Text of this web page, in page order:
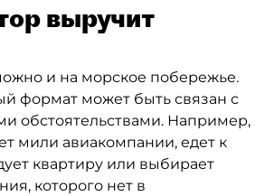
выручит
и на морское побережье.
формат может быть связан с
обстоятельствами. Например,
мили авиакомпании, едет к
квартиру или выбирает
которого нет в